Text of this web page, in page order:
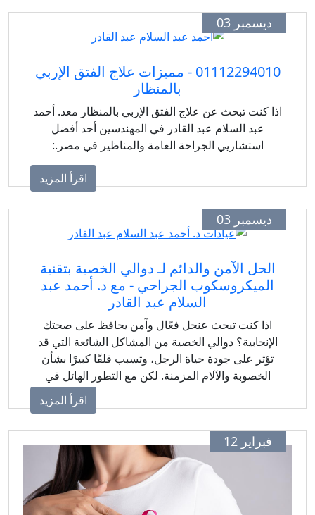
ديسمبر 03
01112294010 - مميزات علاج الفتق الإربي
بالمنظار
اذا كنت تبحث عن علاج الفتق الإربي بالمنظار معد. أحمد
عبد السلام عبد القادر في المهندسين أحد أفضل
استشاريي الجراحة العامة والمناظير في مصر.:
اقرأ المزيد
ديسمبر 03
الحل الآمن والدائم لـ دوالي الخصية بتقنية
الميكروسكوب الجراحي - مع د. أحمد عبد
السلام عبد القادر
اذا كنت تبحث عنحل فعّال وآمن يحافظ على صحتك
الإنجابية؟ دوالي الخصية من المشاكل الشائعة التي قد
تؤثر على جودة حياة الرجل، وتسبب قلقًا كبيرًا بشأن
الخصوبة والآلام المزمنة. لكن مع التطور الهائل في
اقرأ المزيد
فبراير 12